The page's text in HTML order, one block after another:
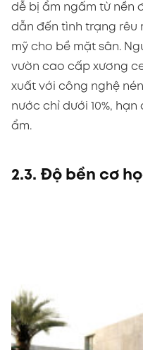
dễ bị ẩm ngấm từ nền
dẫn đến tình trạng rêu
mỹ cho bề mặt sân.
vườn cao cấp xương
xuất với công nghệ
nước chỉ dưới 10%,
ẩm.
2.3. Độ bền cơ